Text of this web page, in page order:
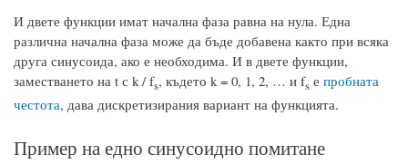
И двете функции имат начална фаза равна на нула. Една
различна начална фаза може да бъде добавена както при всяка
друга синусоида, ако е необходима. И в двете функции,
заместването на t с k / fs, където k = 0, 1, 2, … и fs е пробната
честота, дава дискретизирания вариант на функцията.
Пример на едно синусоидно помитане